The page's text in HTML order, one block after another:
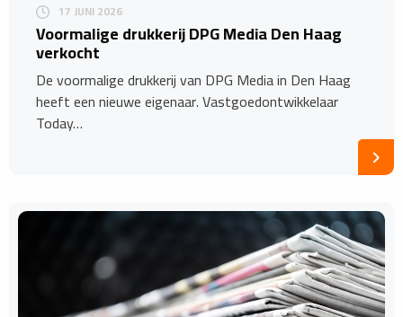
17 JUNI 2026
Voormalige drukkerij DPG Media Den Haag
verkocht
De voormalige drukkerij van DPG Media in Den Haag
heeft een nieuwe eigenaar. Vastgoedontwikkelaar
Today…